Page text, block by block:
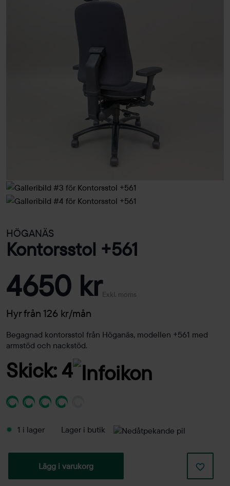
HÖGANÄS
Kontorsstol +561
4650 krExkl. moms
Hyr från 126 kr/mån
Begagnad kontorsstol från Höganäs, modellen +561 med
armstöd och nackstöd.
Skick: 4
1 i lager Lager i butik
Lägg i varukorg